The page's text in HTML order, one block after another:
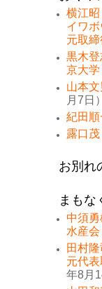
横江
イワボ
元取締
黒木
京大学
山本文
月7日）
紀田順
露口茂
お別れ
まもな
中須
水産会
田村
元代表
年8月